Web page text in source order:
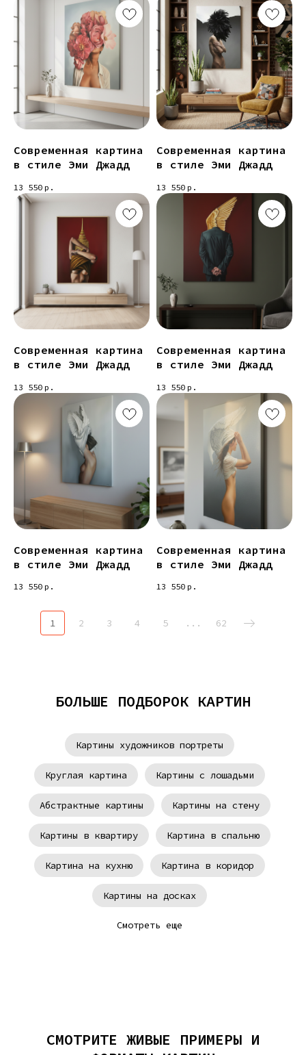
Современная картина
в стиле Эми Джадд
13 550 р.
Современная картина
в стиле Эми Джадд
13 550 р.
Современная картина
в стиле Эми Джадд
13 550 р.
Современная картина
в стиле Эми Джадд
13 550 р.
Современная картина
в стиле Эми Джадд
13 550 р.
Современная картина
в стиле Эми Джадд
13 550 р.
1 2 3 4 5 ... 62
БОЛЬШЕ ПОДБОРОК КАРТИН
Картины художников портреты
Круглая картина Картины с лошадьми
Абстрактные картины Картины на стену
Картины в квартиру Картина в спальню
Картина на кухню Картина в коридор
Картины на досках
Картина в подарок Картины в детскую
Напольные картины Модерн картины
Смотреть еще
СМОТРИТЕ ЖИВЫЕ ПРИМЕРЫ И